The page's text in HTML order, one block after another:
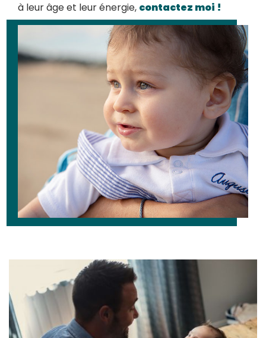
à leur âge et leur énergie, contactez moi !